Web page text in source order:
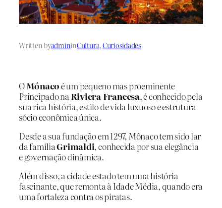
Written byadmininCultura, Curiosidades
OMónacoé um pequeno mas proeminente
Principado naRiviera Francesa, é conhecido pela
sua rica história, estilo de vida luxuoso e estrutura
sócio econômica única.
Desde a sua fundação em 1297, Mônaco tem sido lar
da famíliaGrimaldi, conhecida por sua elegância
e governação dinâmica.
Além disso, a cidade estado tem uma história
fascinante, que remonta à Idade Média, quando era
uma fortaleza contra os piratas.